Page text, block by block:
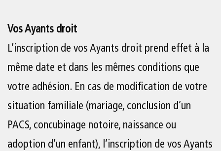
Vos Ayants droit
L’inscription de vos Ayants droit prend effet à la
même date et dans les mêmes conditions que
votre adhésion. En cas de modification de votre
situation familiale (mariage, conclusion d’un
PACS, concubinage notoire, naissance ou
adoption d’un enfant), l’inscription de vos Ayants